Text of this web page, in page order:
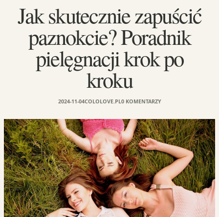
Jak skutecznie zapuścić
paznokcie? Poradnik
pielęgnacji krok po
kroku
2024-11-04COLOLOVE.PL0 KOMENTARZY